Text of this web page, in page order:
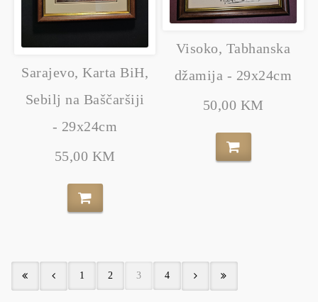
Sarajevo, Karta BiH,
Sebilj na Baščaršiji
- 29x24cm
55,00 KM
Visoko, Tabhanska
džamija - 29x24cm
50,00 KM
1 2 3 4